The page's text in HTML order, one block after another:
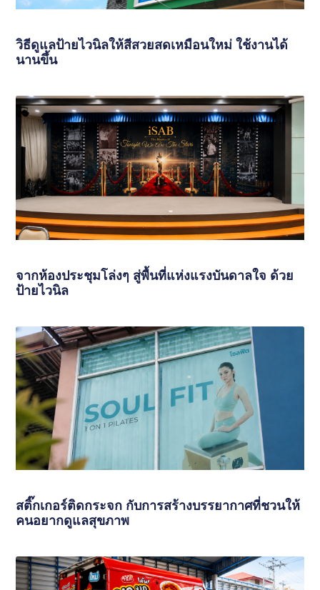
วิธีดูแลป้ายไวนิลให้สีสวยสดเหมือนใหม่ ใช้งานได้
นานขึ้น
จากห้องประชุมโล่งๆ สู่พื้นที่แห่งแรงบันดาลใจ ด้วย
ป้ายไวนิล
สติ๊กเกอร์ติดกระจก กับการสร้างบรรยากาศที่ชวนให้
คนอยากดูแลสุขภาพ